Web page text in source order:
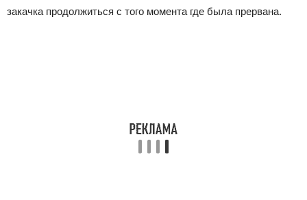
закачка продолжиться с того момента где была прервана.